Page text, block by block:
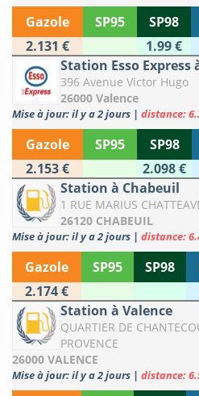
Gazole SP95 SP98
2.131 €
1.99 €
Station Esso Express
396 Avenue Victor Hugo
26000 Valence
Mise à jour: il y a 2 jours | distance:
Gazole SP95 SP98
2.153 €
2.098 €
Station à Chabeuil
1 RUE MARIUS
26120 CHABEUIL
Mise à jour: il y a 2 jours | distance:
Gazole SP95 SP98
2.174 €
Station à Valence
QUARTIER DE
PROVENCE
26000 VALENCE
Mise à jour: il y a 2 jours | distance: